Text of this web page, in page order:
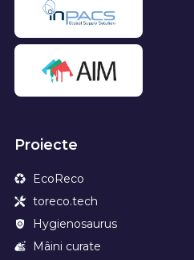
Proiecte
EcoReco
toreco.tech
Hygienosaurus
Mâini curate